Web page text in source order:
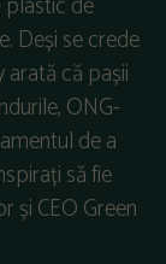
Deși se crede
că pașii
ONG-
de a
să fie
și CEO Green